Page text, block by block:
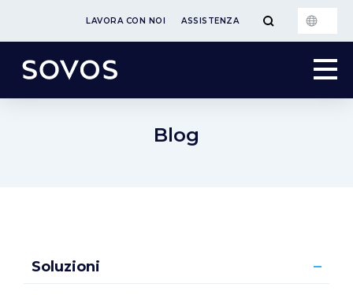
LAVORA CON NOI ASSISTENZA
Blog
Soluzioni